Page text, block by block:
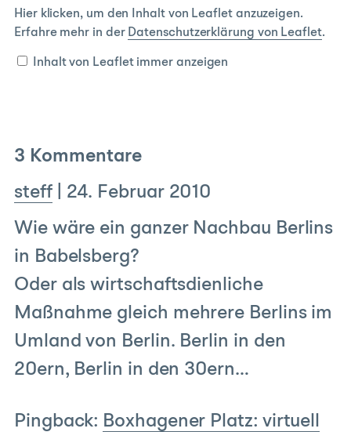
Inhalt
von
anzeigen
Hier klicken, um den Inhalt von Leaflet anzuzeigen.
Erfahre mehr in der Datenschutzerklärung von Leaflet.
Inhalt von Leaflet immer anzeigen
3 Kommentare
steff
24. Februar 2010
Wie wäre ein ganzer Nachbau Berlins
in Babelsberg?
Oder als wirtschaftsdienliche
Maßnahme gleich mehrere Berlins im
Umland von Berlin. Berlin in den
20ern, Berlin in den 30ern…
Pingback: Boxhagener Platz: virtuell